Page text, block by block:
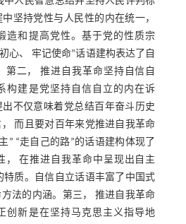
坚持党性与人民性的内在统一，
造和提高党性。基于党的性质宗
心、 牢记使命”话语建构表达了自
第二， 推进自我革命坚持自信自
构建是党坚持自信自立的内在诉
不仅意味着党总结百年奋斗历史
而且要对百年来党推进自我革命
” “走自己的路”的话语建构体现了
， 在推进自我革命中呈现出自主
特质。自信自立话语丰富了中国式
法的内涵。第三， 推进自我革命
创新是在坚持马克思主义指导地